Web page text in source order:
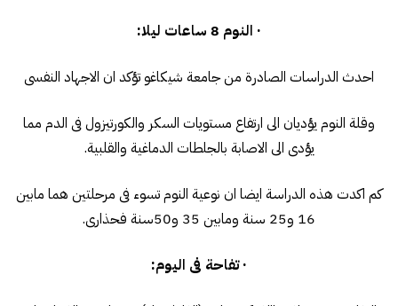
· النوم 8 ساعات ليلا:
احدث الدراسات الصادرة من جامعة شيكاغو تؤكد ان الاجهاد النفسى
وقلة النوم يؤديان الى ارتفاع مستويات السكر والكورتيزول فى الدم مما
يؤدى الى الاصابة بالجلطات الدماغية والقلبية.
كم اكدت هذه الدراسة ايضا ان نوعية النوم تسوء فى مرحلتين هما مابين
16 و25 سنة ومابين 35 و50سنة فحذارى.
· تفاحة فى اليوم: